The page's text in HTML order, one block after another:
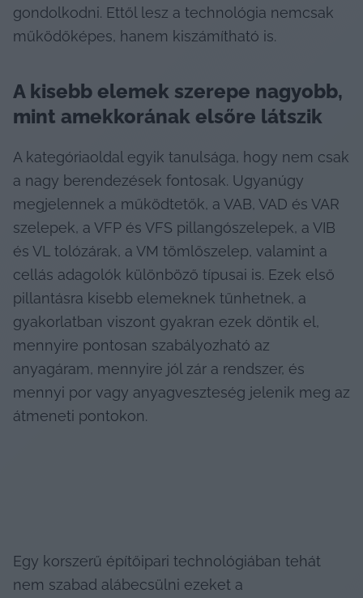
gondolkodni. Ettől lesz a technológia nemcsak
működőképes, hanem kiszámítható is.
A kisebb elemek szerepe nagyobb,
mint amekkorának elsőre látszik
A kategóriaoldal egyik tanulsága, hogy nem csak
a nagy berendezések fontosak. Ugyanúgy
megjelennek a működtetők, a VAB, VAD és VAR
szelepek, a VFP és VFS pillangószelepek, a VIB
és VL tolózárak, a VM tömlőszelep, valamint a
cellás adagolók különböző típusai is. Ezek első
pillantásra kisebb elemeknek tűnhetnek, a
gyakorlatban viszont gyakran ezek döntik el,
mennyire pontosan szabályozható az
anyagáram, mennyire jól zár a rendszer, és
mennyi por vagy anyagveszteség jelenik meg az
átmeneti pontokon.
Egy korszerű építőipari technológiában tehát
nem szabad alábecsülni ezeket a